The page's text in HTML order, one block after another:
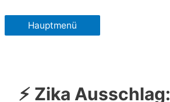
Hauptmenü
⚡ Zika Ausschlag: